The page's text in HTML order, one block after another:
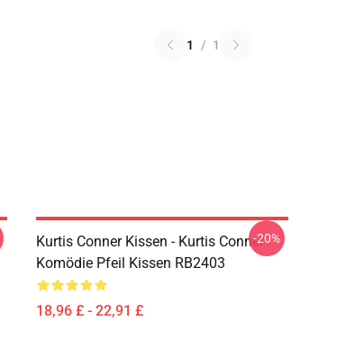
1 / 1
Kurtis Conner Kissen - Kurtis Conner
Komödie Pfeil Kissen RB2403
18,96 £ - 22,91 £
-20%